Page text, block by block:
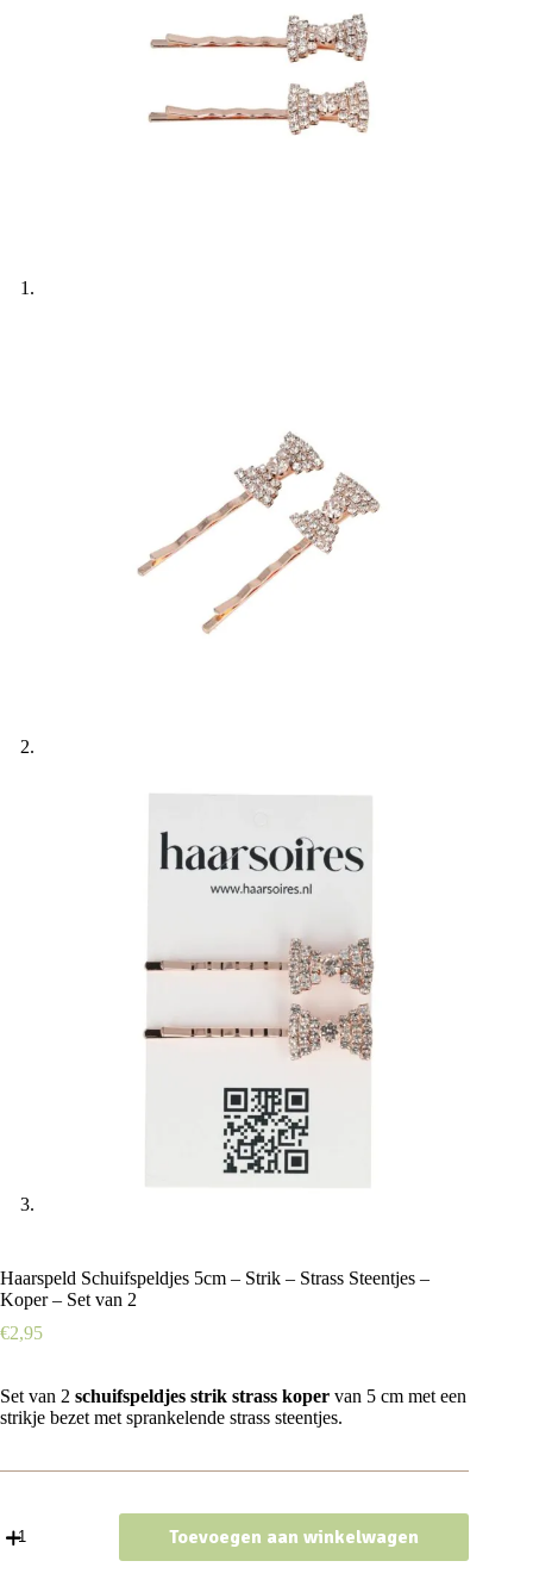
Haarspeld Schuifspeldjes 5cm – Strik – Strass Steentjes –
Koper – Set van 2
€2,95
Set van 2 schuifspeldjes strik strass koper van 5 cm met een
strikje bezet met sprankelende strass steentjes.
Schuifspeldjes
Toevoegen aan winkelwagen